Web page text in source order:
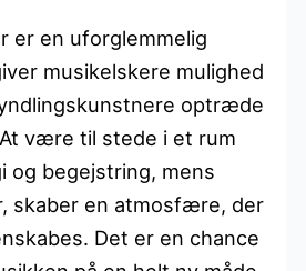
er en uforglemmelig
musikelskere mulighed
optræde
være til stede i et rum
og begejstring, mens
skaber en atmosfære, der
Det er en chance